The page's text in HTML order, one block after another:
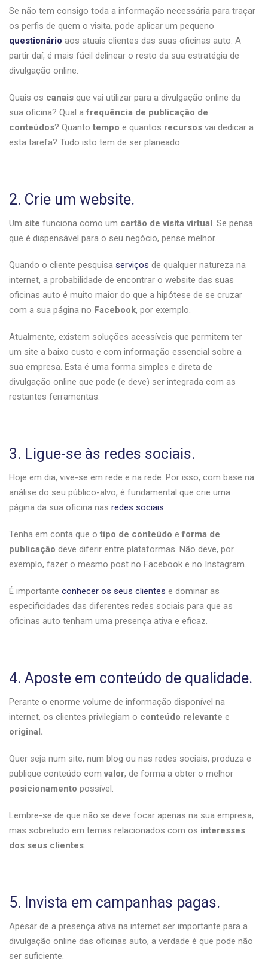
Se não tem consigo toda a informação necessária para traçar
os perfis de quem o visita, pode aplicar um pequeno
questionário aos atuais clientes das suas oficinas auto. A
partir daí, é mais fácil delinear o resto da sua estratégia de
divulgação online.
Quais os canais que vai utilizar para a divulgação online da
sua oficina? Qual afrequência de publicação de
conteúdos? Quanto tempo e quantos recursos vai dedicar a
esta tarefa? Tudo isto tem de ser planeado.
2. Crie um website.
Um site funciona como um cartão de visita virtual. Se pensa
que é dispensável para o seu negócio, pense melhor.
Quando o cliente pesquisa serviços de qualquer natureza na
internet, a probabilidade de encontrar o website das suas
oficinas auto é muito maior do que a hipótese de se cruzar
com a sua página no Facebook, por exemplo.
Atualmente, existem soluções acessíveis que permitem ter
um site a baixo custo e com informação essencial sobre a
sua empresa. Esta é uma forma simples e direta de
divulgação online que pode (e deve) ser integrada com as
restantes ferramentas.
3. Ligue-se às redes sociais.
Hoje em dia, vive-se em rede e na rede. Por isso, com base na
análise do seu público-alvo, é fundamental que crie uma
página da sua oficina nas redes sociais.
Tenha em conta que o tipo de conteúdo eforma de
publicação deve diferir entre plataformas. Não deve, por
exemplo, fazer o mesmo post no Facebook e no Instagram.
É importante conhecer os seus clientes e dominar as
especificidades das diferentes redes sociais para que as
oficinas auto tenham uma presença ativa e eficaz.
4. Aposte em conteúdo de qualidade.
Perante o enorme volume de informação disponível na
internet, os clientes privilegiam o conteúdo relevante e
original.
Quer seja num site, num blog ou nas redes sociais, produza e
publique conteúdo comvalor, de forma a obter o melhor
posicionamento possível.
Lembre-se de que não se deve focar apenas na sua empresa,
mas sobretudo em temas relacionados com os interesses
dos seus clientes.
5. Invista em campanhas pagas.
Apesar de a presença ativa na internet ser importante para a
divulgação online das oficinas auto, a verdade é que pode não
ser suficiente.